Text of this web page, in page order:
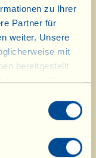
zu Ihrer
Partner für
weiter. Unsere
mit
bereitgestellt
der Dienste